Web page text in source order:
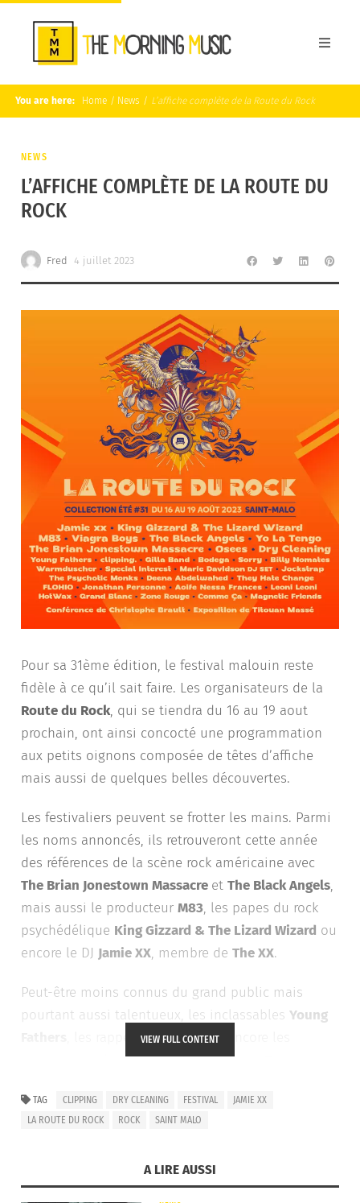
You are here: Home / News / L’affiche complète de la Route du Rock
NEWS
L’AFFICHE COMPLÈTE DE LA ROUTE DU
ROCK
Fred 4 juillet 2023
Pour sa 31ème édition, le festival malouin reste
fidèle à ce qu’il sait faire. Les organisateurs de la
Route du Rock, qui se tiendra du 16 au 19 aout
prochain, ont ainsi concocté une programmation
aux petits oignons composée de têtes d’affiche
mais aussi de quelques belles découvertes.
Les festivaliers peuvent se frotter les mains. Parmi
les noms annoncés, ils retrouveront cette année
des références de la scène rock américaine avec
The Brian Jonestown Massacre et The Black Angels,
mais aussi le producteur M83, les papes du rock
psychédélique King Gizzard & The Lizard Wizard ou
encore le DJ Jamie XX, membre de The XX.
Peut-être moins connus du grand public mais
pourtant aussi talentueux, les inclassables Young
, les rappeursclippingou encore les
nouveaux ambassadeurs du post-punk
Fort de Saint-Père.
MERCREDI 16 AOÛT
VIEW FULL CONTENT
TAG CLIPPING DRY CLEANING FESTIVAL
JAMIE XX
LA ROUTE DU ROCK
ROCK SAINT MALO
A LIRE AUSSI